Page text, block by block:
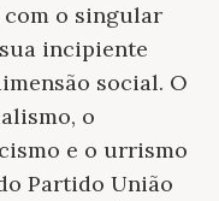
o singular
incipiente
social. O
o
e o urrismo
Partido União